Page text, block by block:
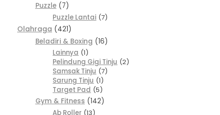
Puzzle
7
Puzzle Lantai 7
Olahraga 421
Beladiri & Boxing
16
Lainnya 1
Pelindung Gigi Tinju 2
Samsak Tinju 7
Sarung Tinju 1
Target Pad 5
Gym & Fitness
142
Ab Roller 13